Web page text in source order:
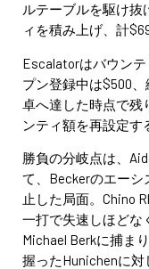
ルテーブルを駆け抜
ィを積み上げ、計
Escalatorはバウン
プン登録中は$500
卓へ達した時点で
ンティ額を再設定す
勝負の分岐点は、
て、Beckerのエーシ
止した局面。Chino
一打で失速しほどな
Michael Berkに捕ま
握ったHunichenに